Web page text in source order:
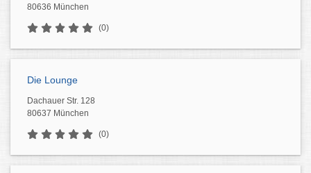
80636 München
(0)
Die Lounge
Dachauer Str. 128
80637 München
(0)